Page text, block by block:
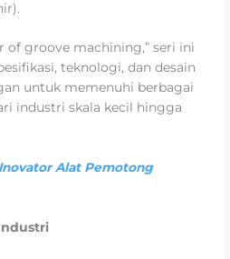
of groove machining,” seri ini
teknologi, dan desain
untuk memenuhi berbagai
industri skala kecil hingga
Alat Pemotong